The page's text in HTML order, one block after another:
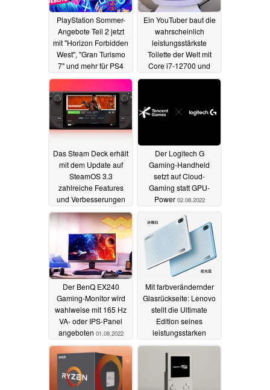
PlayStation Sommer-
Angebote Teil 2 jetzt
mit "Horizon Forbidden
West", "Gran Turismo
7" und mehr für PS4
und PS503.08.2022
Ein YouTuber baut die
wahrscheinlich
leistungsstärkste
Toilette der Welt mit
Core i7-12700 und
GeForce RTX 3060
Das Steam Deck erhält
mit dem Update auf
SteamOS 3.3
zahlreiche Features
und Verbesserungen
03.08.2022
Der Logitech G
Gaming-Handheld
setzt auf Cloud-
Gaming statt GPU-
Power 02.08.2022
Der BenQ EX240
Gaming-Monitor wird
wahlweise mit 165 Hz
VA- oder IPS-Panel
angeboten 01.08.2022
Mit farbverändernder
Glasrückseite: Lenovo
stellt die Ultimate
Edition seines
leistungsstarken
Tablets Legion Y700
vor31.07.2022